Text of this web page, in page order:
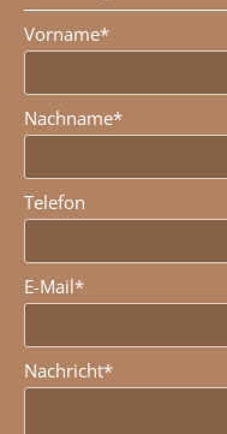
Vorname*
Nachname*
Telefon
E-Mail*
Nachricht*